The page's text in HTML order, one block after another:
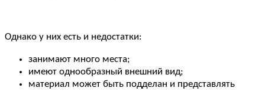
Однако у них есть и недостатки:
занимают много места;
имеют однообразный внешний вид;
материал может быть подделан и представлять